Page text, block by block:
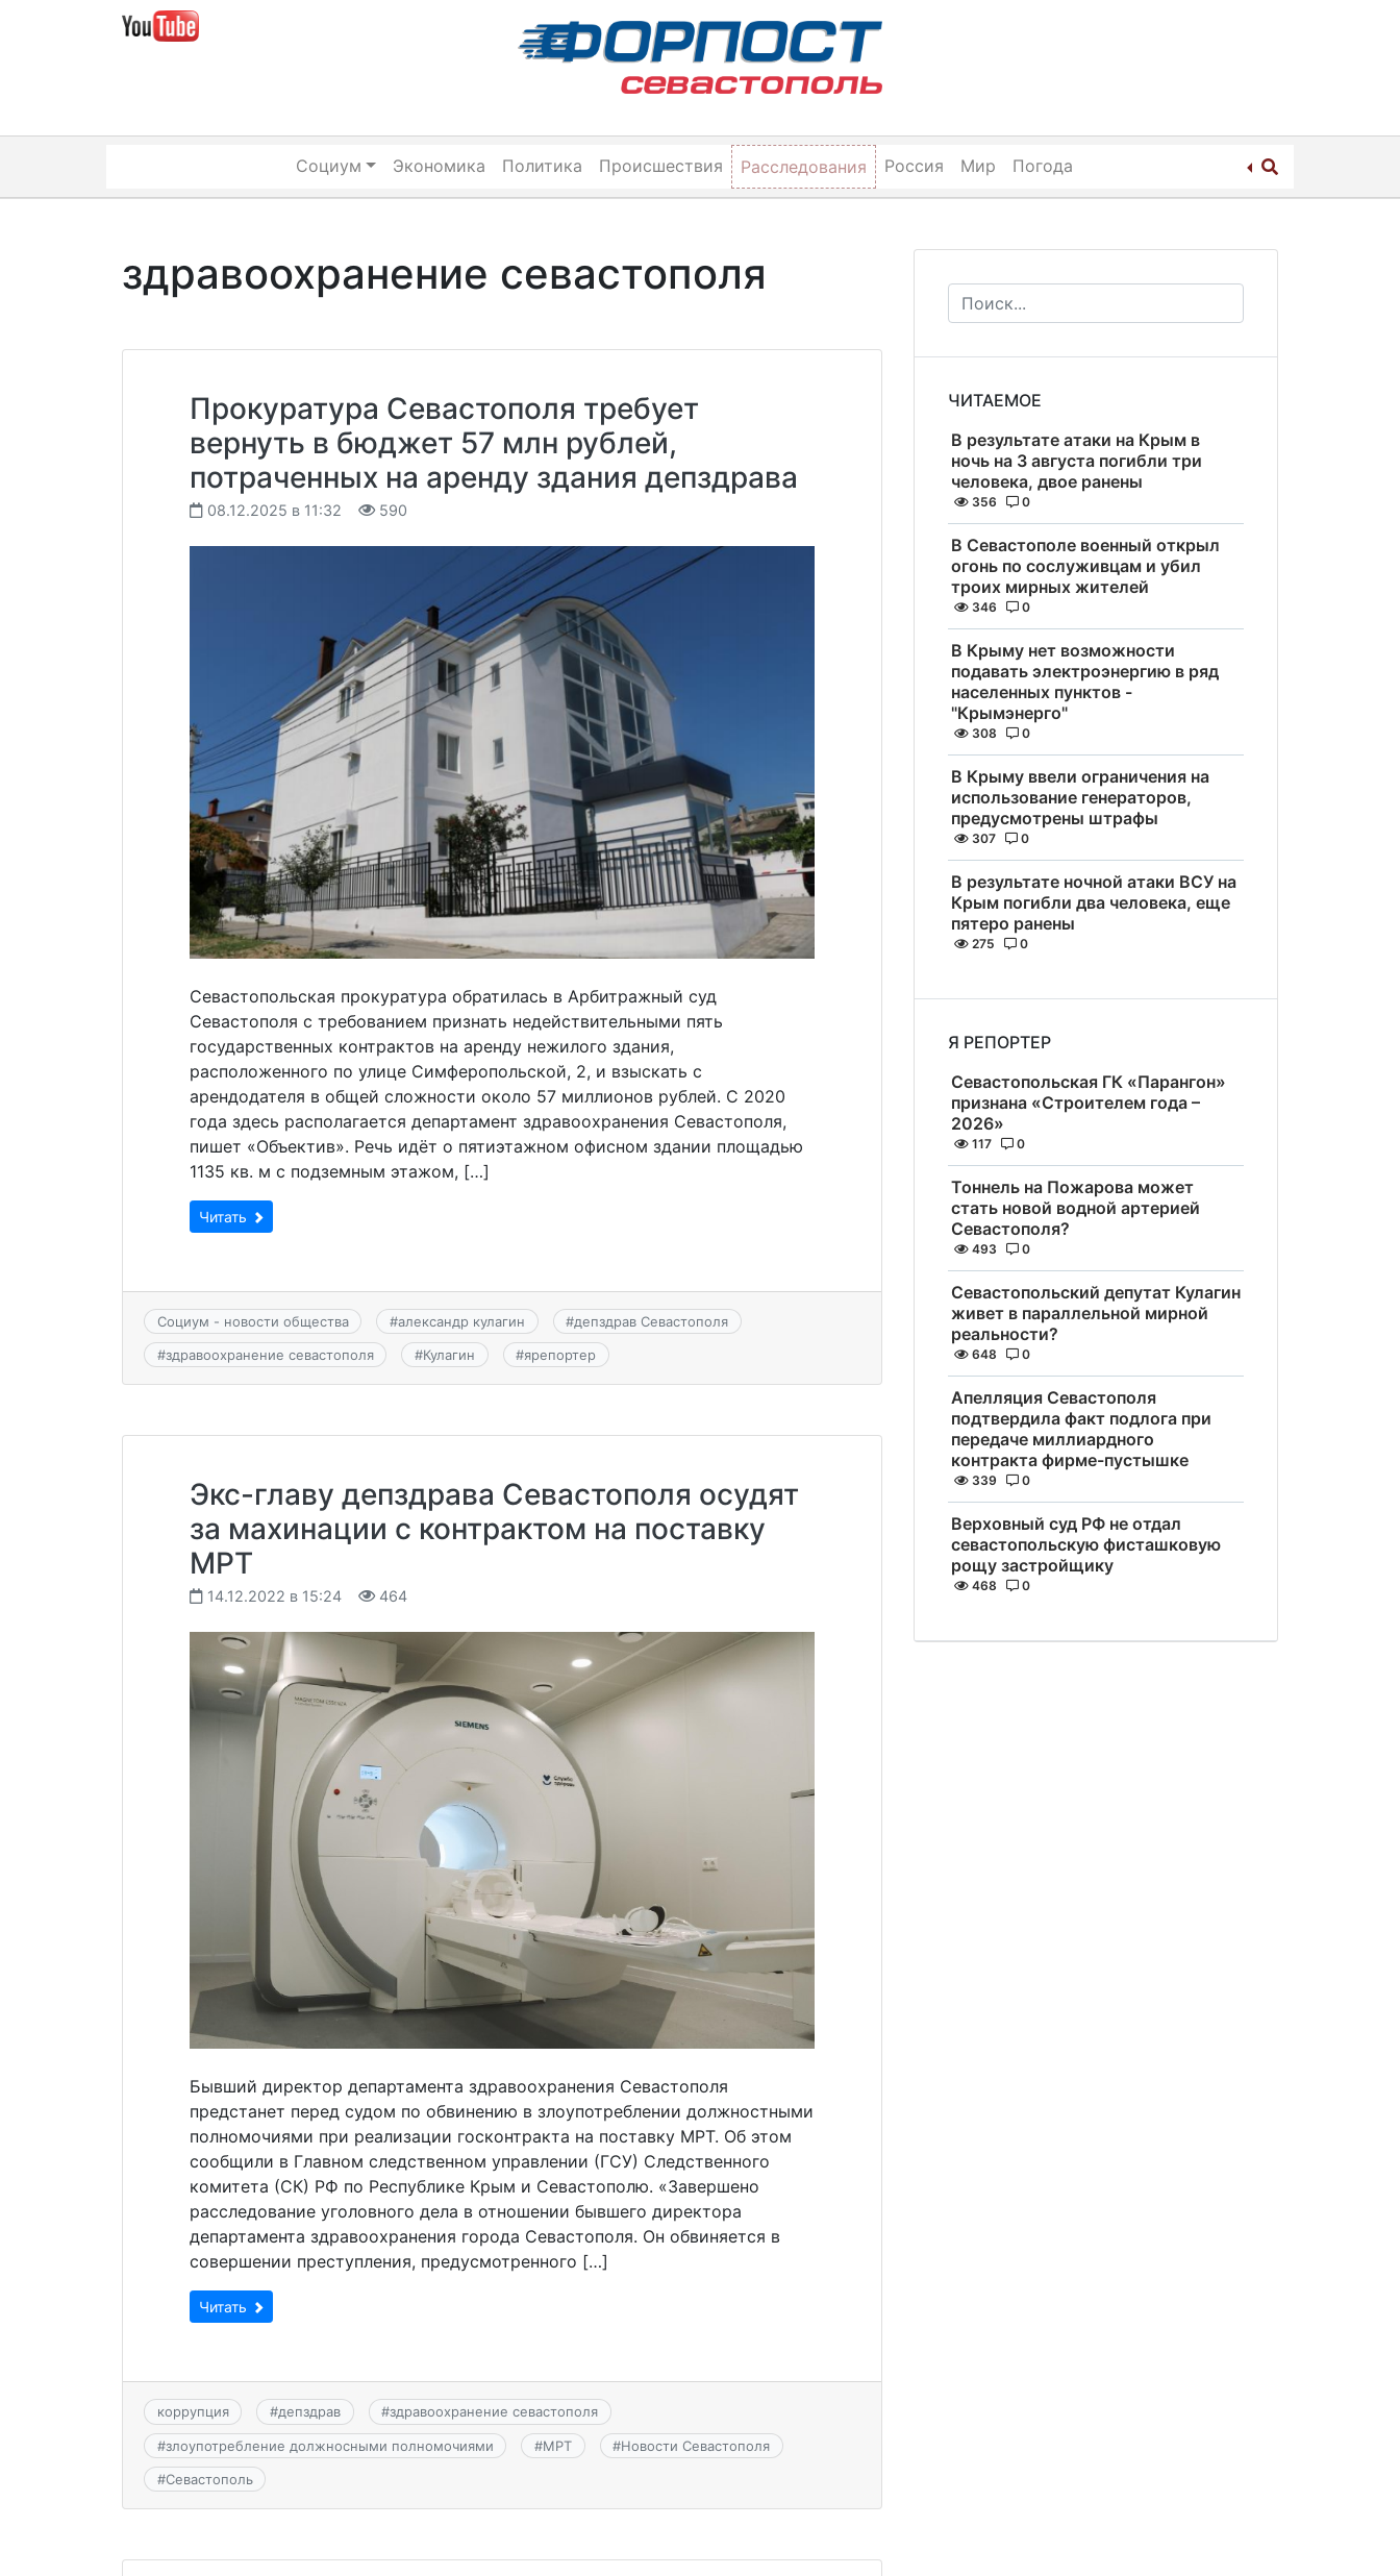
Социум Экономика Политика Происшествия Расследования Россия Мир Погода
здравоохранение севастополя
Прокуратура Севастополя требует
вернуть в бюджет 57 млн рублей,
потраченных на аренду здания депздрава
08.12.2025 в 11:32 590
Севастопольская прокуратура обратилась в Арбитражный суд
Севастополя с требованием признать недействительными пять
государственных контрактов на аренду нежилого здания,
расположенного по улице Симферопольской, 2, и взыскать с
арендодателя в общей сложности около 57 миллионов рублей. С 2020
года здесь располагается департамент здравоохранения Севастополя,
пишет «Объектив». Речь идёт о пятиэтажном офисном здании площадью
1135 кв. м с подземным этажом, […]
Читать
Социум - новости общества #александр кулагин #депздрав Севастополя
#здравоохранение севастополя #Кулагин #ярепортер
Экс-главу депздрава Севастополя осудят
за махинации с контрактом на поставку
МРТ
14.12.2022 в 15:24 464
Бывший директор департамента здравоохранения Севастополя
предстанет перед судом по обвинению в злоупотреблении должностными
полномочиями при реализации госконтракта на поставку МРТ. Об этом
сообщили в Главном следственном управлении (ГСУ) Следственного
комитета (СК) РФ по Республике Крым и Севастополю. «Завершено
расследование уголовного дела в отношении бывшего директора
департамента здравоохранения города Севастополя. Он обвиняется в
совершении преступления, предусмотренного […]
Читать
коррупция #депздрав #здравоохранение севастополя
#злоупотребление должносными полномочиями #МРТ #Новости Севастополя
#Севастополь
ЧИТАЕМОЕ
В результате атаки на Крым в
ночь на 3 августа погибли три
человека, двое ранены
356 0
В Севастополе военный открыл
огонь по сослуживцам и убил
троих мирных жителей
346 0
В Крыму нет возможности
подавать электроэнергию в ряд
населенных пунктов -
"Крымэнерго"
308 0
В Крыму ввели ограничения на
использование генераторов,
предусмотрены штрафы
307 0
В результате ночной атаки ВСУ на
Крым погибли два человека, еще
пятеро ранены
275 0
Я РЕПОРТЕР
Севастопольская ГК «Парангон»
признана «Строителем года –
2026»
117 0
Тоннель на Пожарова может
стать новой водной артерией
Севастополя?
493 0
Севастопольский депутат Кулагин
живет в параллельной мирной
реальности?
648 0
Апелляция Севастополя
подтвердила факт подлога при
передаче миллиардного
контракта фирме-пустышке
339 0
Верховный суд РФ не отдал
севастопольскую фисташковую
рощу застройщику
468 0